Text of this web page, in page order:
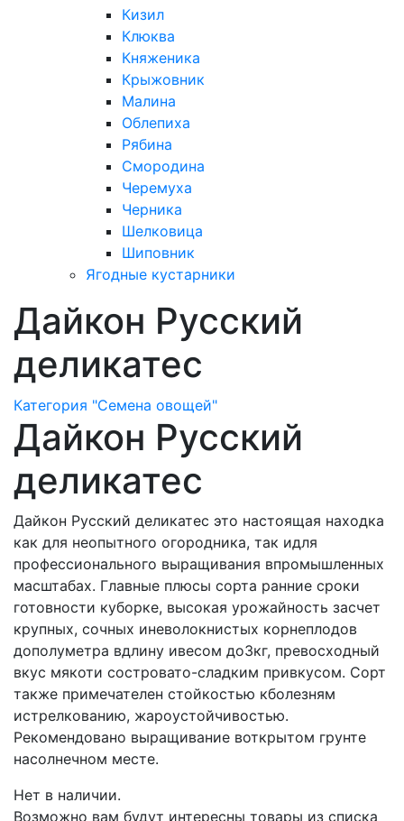
Кизил
Клюква
Княженика
Крыжовник
Малина
Облепиха
Рябина
Смородина
Черемуха
Черника
Шелковица
Шиповник
Ягодные кустарники
Дайкон Русский
деликатес
Категория "Семена овощей"
Дайкон Русский
деликатес
Дайкон Русский деликатес это настоящая находка
как для неопытного огородника, так идля
профессионального выращивания впромышленных
масштабах. Главные плюсы сорта ранние сроки
готовности куборке, высокая урожайность засчет
крупных, сочных иневолокнистых корнеплодов
дополуметра вдлину ивесом до3кг, превосходный
вкус мякоти состровато-сладким привкусом. Сорт
также примечателен стойкостью кболезням
истрелкованию, жароустойчивостью.
Рекомендовано выращивание воткрытом грунте
насолнечном месте.
Нет в наличии.
Возможно вам будут интересны товары из списка